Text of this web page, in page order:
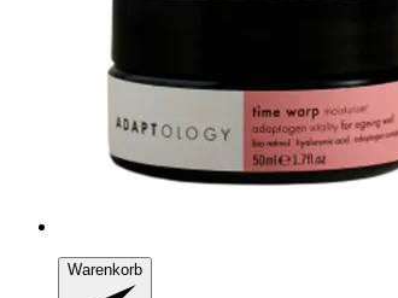
Warenkorb